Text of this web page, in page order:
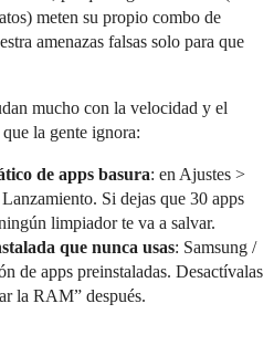
meten su propio combo de
amenazas falsas solo para que
mucho con la velocidad y el
la gente ignora:
de apps basura: en Ajustes >
Si dejas que 30 apps
limpiador te va a salvar.
que nunca usas: Samsung /
de apps preinstaladas. Desactívalas
la RAM” después.